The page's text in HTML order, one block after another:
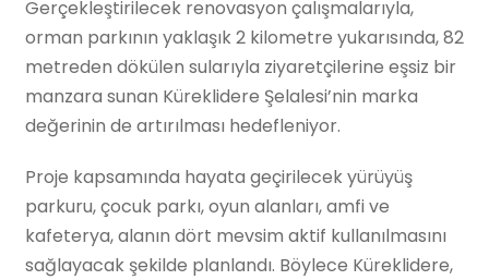
Gerçekleştirilecek renovasyon çalışmalarıyla,
orman parkının yaklaşık 2 kilometre yukarısında, 82
metreden dökülen sularıyla ziyaretçilerine eşsiz bir
manzara sunan Küreklidere Şelalesi’nin marka
değerinin de artırılması hedefleniyor.
Proje kapsamında hayata geçirilecek yürüyüş
parkuru, çocuk parkı, oyun alanları, amfi ve
kafeterya, alanın dört mevsim aktif kullanılmasını
sağlayacak şekilde planlandı. Böylece Küreklidere,